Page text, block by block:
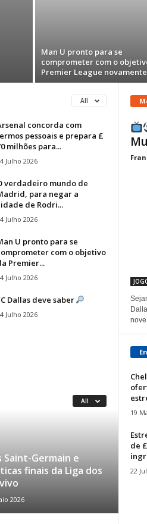
Man U pronto para se
comprometer com o
Premier League novamente
All
concorda com
pessoais e prepara £
milhões para...
Julho 2026
verdadeiro mundo de
para negar a
de Rodri...
Julho 2026
U pronto para se
com o objetivo
Premier...
Julho 2026
Dallas deve saber
Julho 2026
All
Saint-Germain e
finais da Liga dos
2026
19
de
22